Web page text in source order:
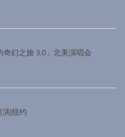
幻之旅 3.0」北美演唱会
|纽约